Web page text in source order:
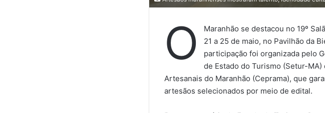
O
Maranhão se destacou no 19º
21 a 25 de maio, no Pavilhão da
participação foi organizada pelo
de Estado do Turismo (Setur-
Artesanais do Maranhão (Ceprama), que
artesãos selecionados por meio de edital.